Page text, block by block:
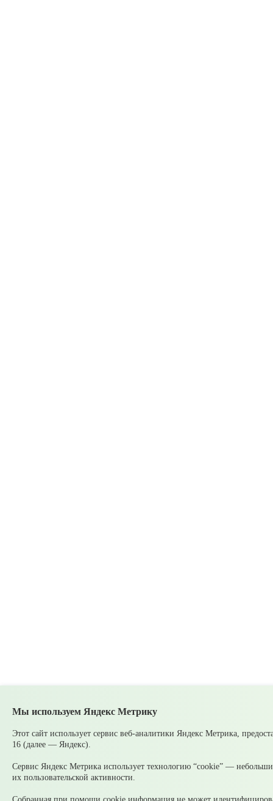
Мы используем Яндекс Метрику
Этот сайт использует сервис веб-аналитики Яндекс Метрика,
16 (далее — Яндекс).
Сервис Яндекс Метрика использует технологию “cookie” —
их пользовательской активности.